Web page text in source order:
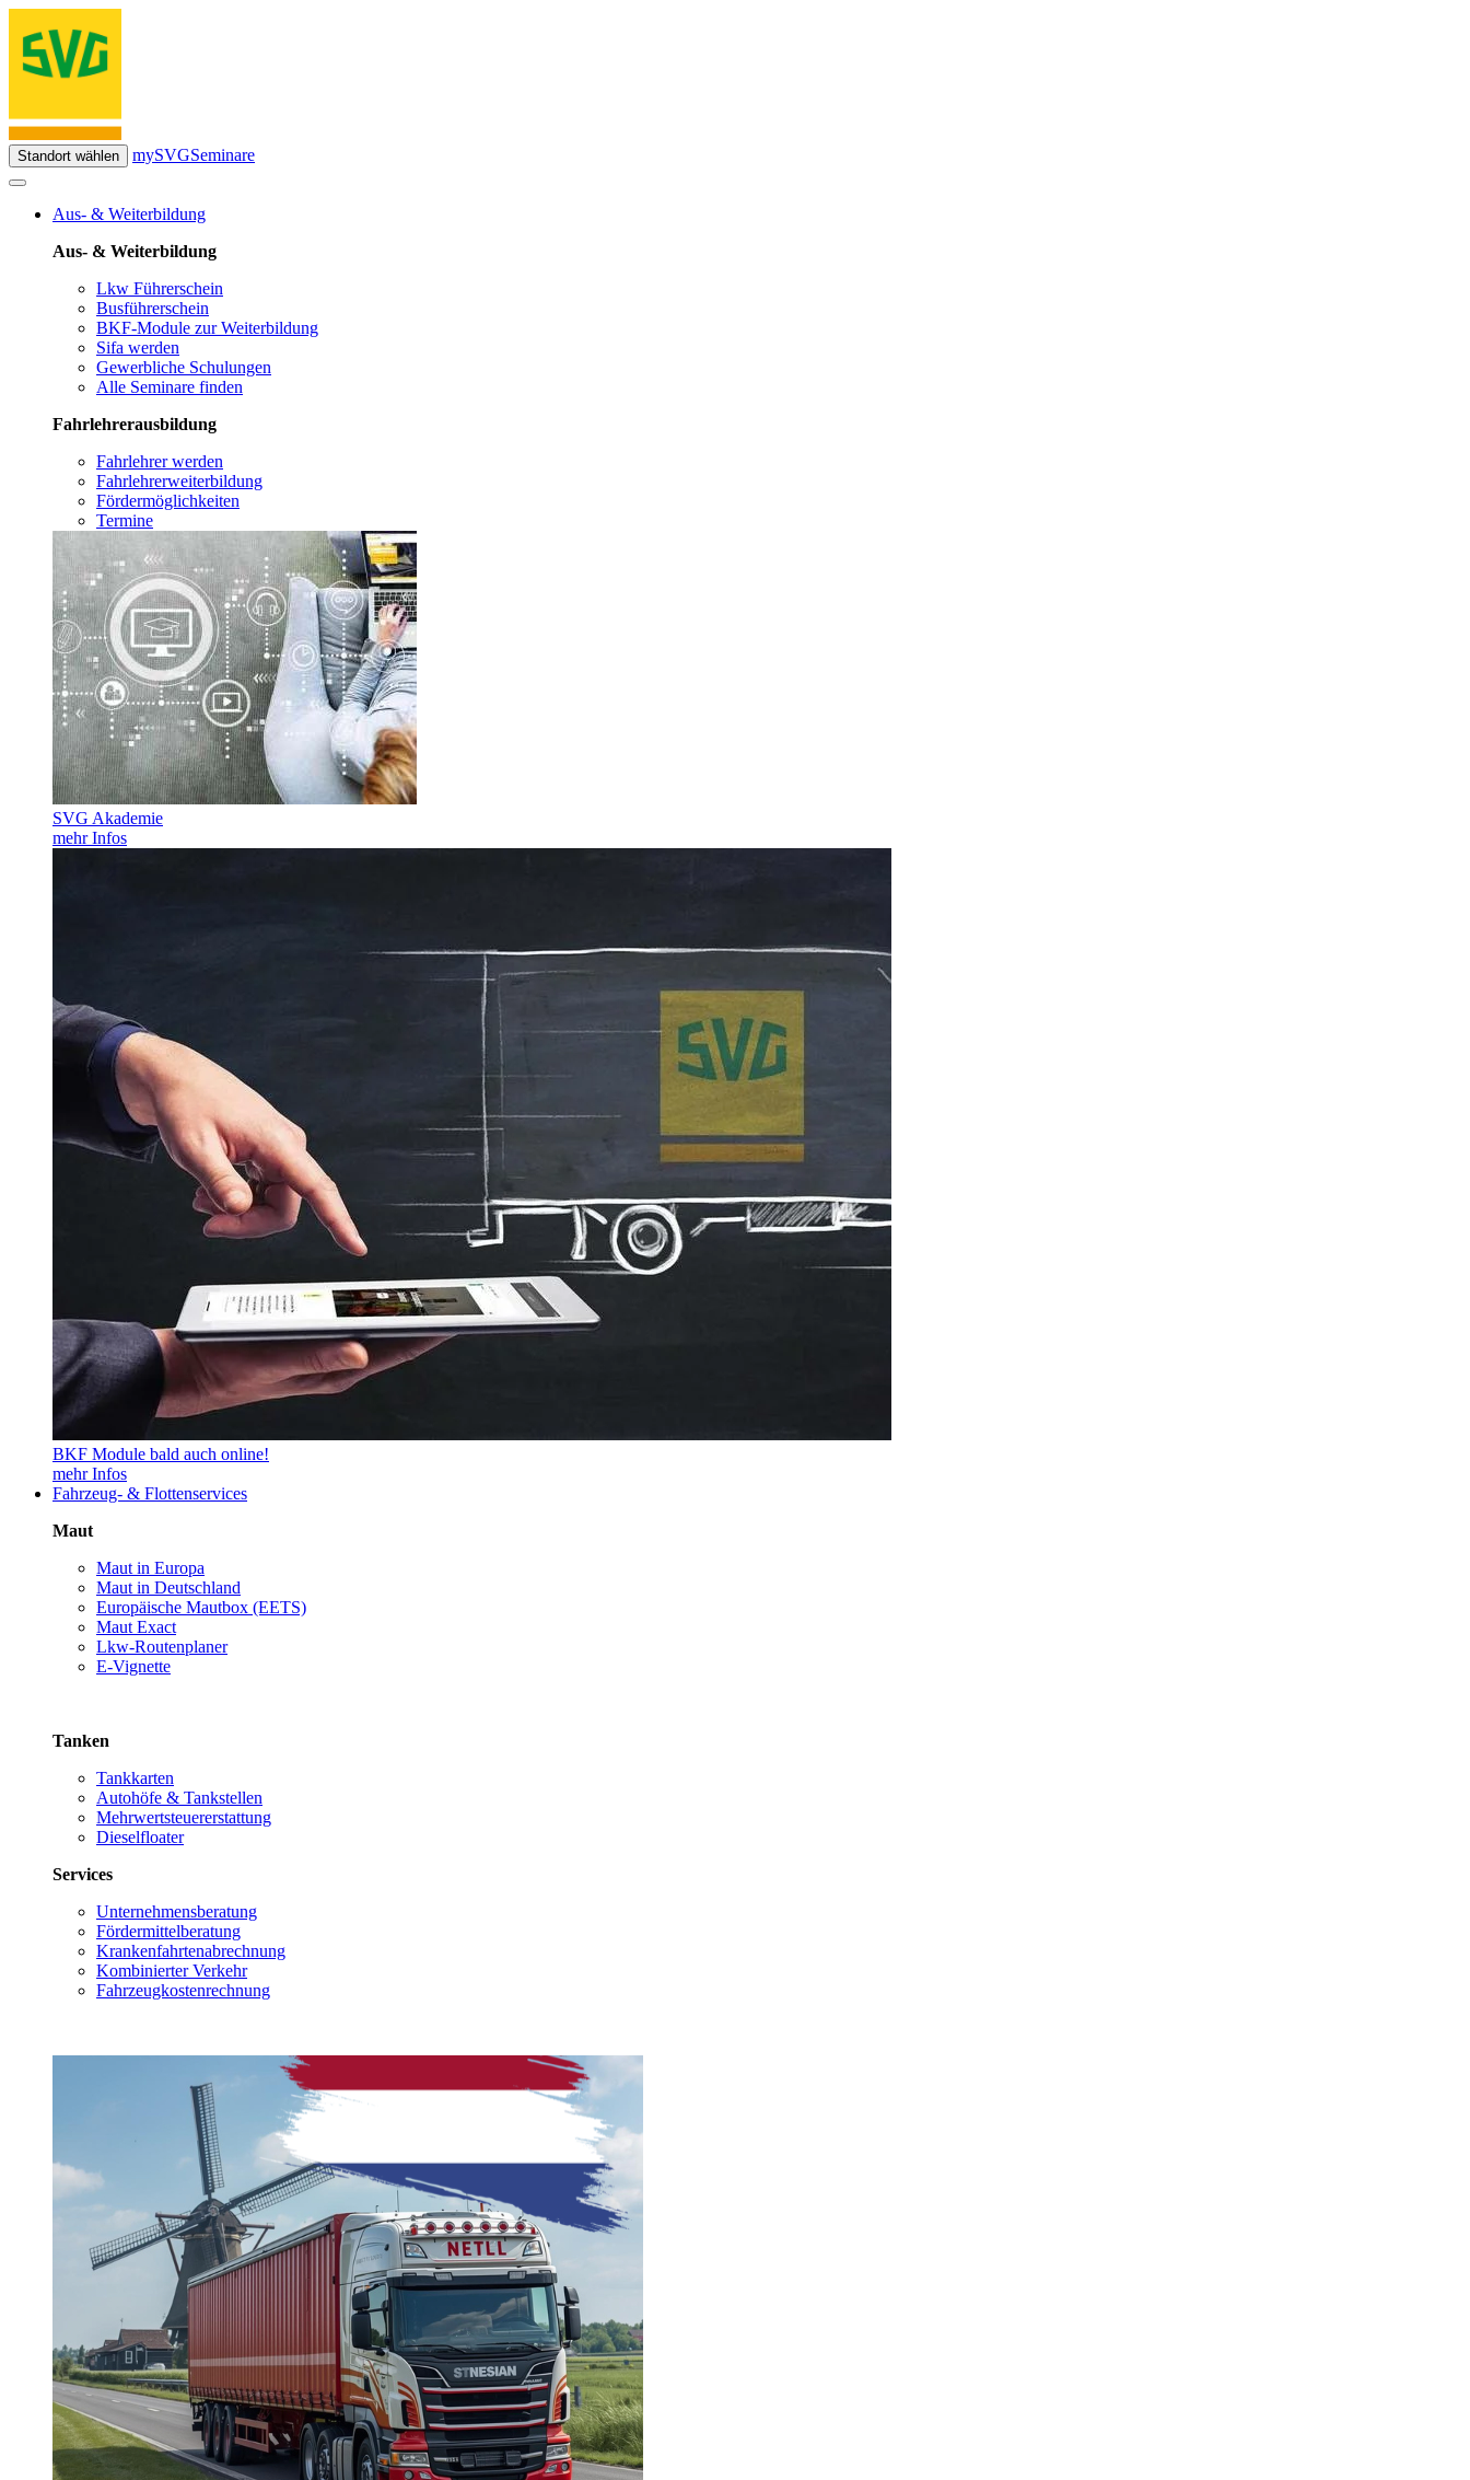
Standort wählen mySVGSeminare
Aus- & Weiterbildung
Aus- & Weiterbildung
Lkw Führerschein
Busführerschein
BKF-Module zur Weiterbildung
Sifa werden
Gewerbliche Schulungen
Alle Seminare finden
Fahrlehrerausbildung
Fahrlehrer werden
Fahrlehrerweiterbildung
Fördermöglichkeiten
Termine
SVG Akademie
mehr Infos
BKF Module bald auch online!
mehr Infos
Fahrzeug- & Flottenservices
Maut
Maut in Europa
Maut in Deutschland
Europäische Mautbox (EETS)
Maut Exact
Lkw-Routenplaner
E-Vignette
Tanken
Tankkarten
Autohöfe & Tankstellen
Mehrwertsteuererstattung
Dieselfloater
Services
Unternehmensberatung
Fördermittelberatung
Krankenfahrtenabrechnung
Kombinierter Verkehr
Fahrzeugkostenrechnung